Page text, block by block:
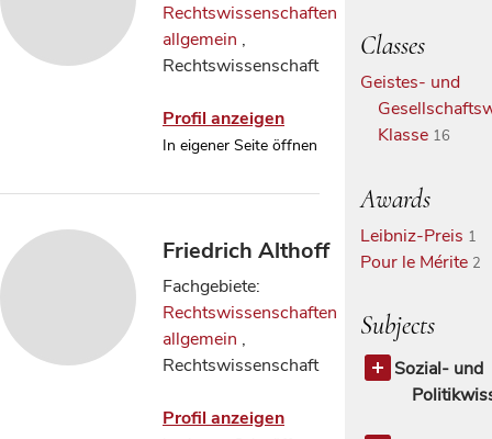
Rechtswissenschaften
allgemein ,
Rechtswissenschaft
Profil anzeigen
In eigener Seite öffnen
Friedrich Althoff
Fachgebiete:
Rechtswissenschaften
allgemein ,
Rechtswissenschaft
Profil anzeigen
Classes
Geistes- und
Klasse 16
Awards
Leibniz-Preis 1
Pour le Mérite 2
Subjects
Sozial- und